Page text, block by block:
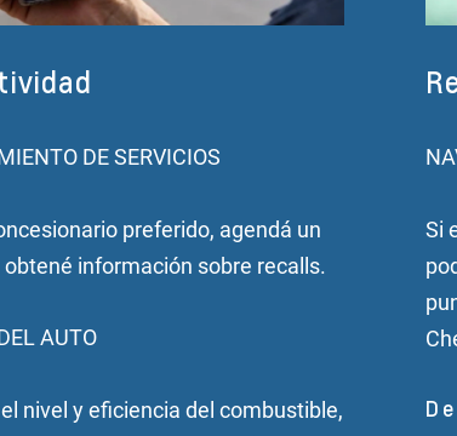
DE SERVICIOS
preferido, agendá un
obtené información sobre recalls.
AUTO
nivel y eficiencia del combustible,
Si